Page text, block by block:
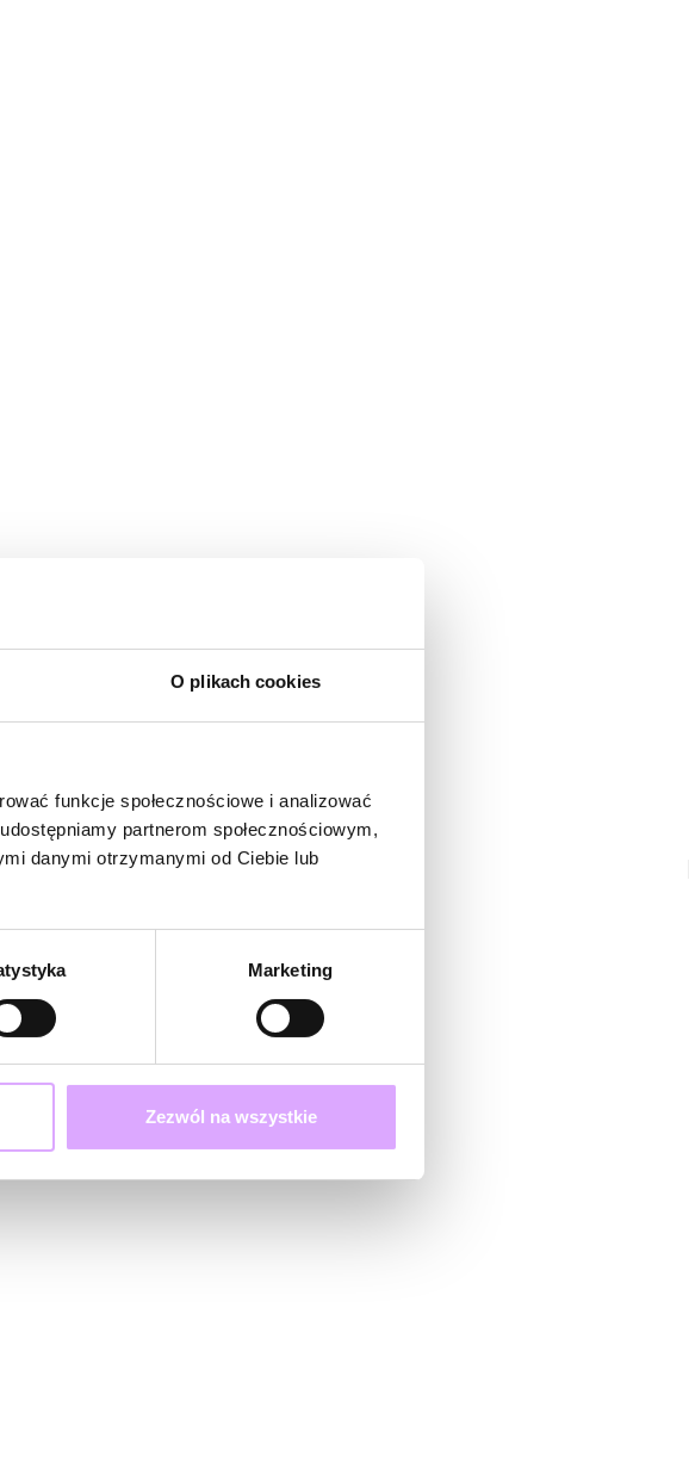
O plikach cookies
funkcje społecznościowe i analizować
partnerom społecznościowym,
danymi otrzymanymi od Ciebie lub
Marketing
Zezwól na wszystkie